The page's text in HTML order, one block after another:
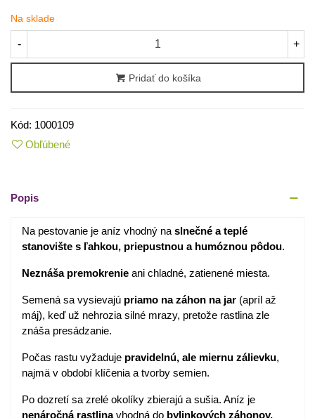
Na sklade
- +
Pridať do košíka
Kód: 1000109
Obľúbené
Popis
Na pestovanie je aníz vhodný na slnečné a teplé
stanovište s ľahkou, priepustnou a humóznou pôdou.
Neznáša premokrenie ani chladné, zatienené miesta.
Semená sa vysievajú priamo na záhon na jar (apríl až
máj), keď už nehrozia silné mrazy, pretože rastlina zle
znáša presádzanie.
Počas rastu vyžaduje pravidelnú, ale miernu zálievku,
najmä v období klíčenia a tvorby semien.
Po dozretí sa zrelé okolíky zbierajú a sušia. Aníz je
nenáročná rastlinavhodná do bylinkových záhonov,